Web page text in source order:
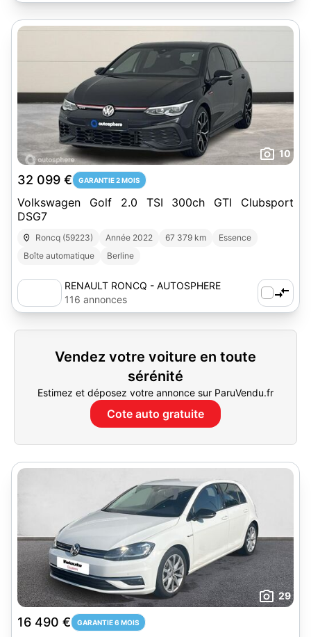
10
32 099 € GARANTIE 2 MOIS
Volkswagen Golf 2.0 TSI 300ch GTI Clubsport
DSG7
Roncq (59223) Année 2022 67 379 km
Essence
Boîte automatique
Berline
RENAULT RONCQ - AUTOSPHERE
116 annonces
Vendez votre voiture en toute
sérénité
Estimez et déposez votre annonce sur ParuVendu.fr
Cote auto gratuite
29
16 490 € GARANTIE 6 MOIS